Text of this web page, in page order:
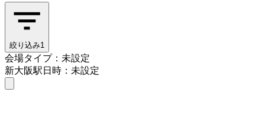
絞り込み1
会場タイプ：未設定
新大阪駅日時：未設定